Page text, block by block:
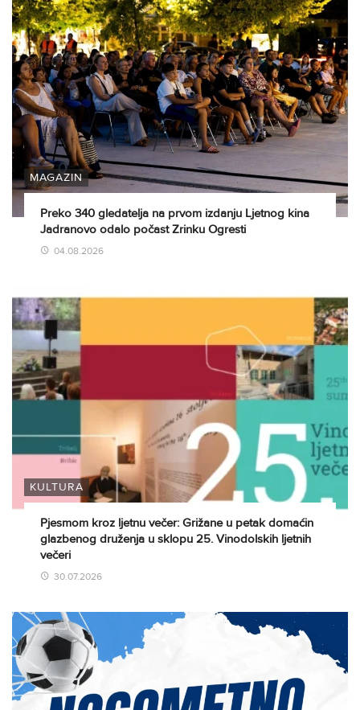
MAGAZIN
Preko 340 gledatelja na prvom izdanju Ljetnog kina
Jadranovo odalo počast Zrinku Ogresti
04.08.2026
KULTURA
Pjesmom kroz ljetnu večer: Grižane u petak domaćin
glazbenog druženja u sklopu 25. Vinodolskih ljetnih
večeri
30.07.2026